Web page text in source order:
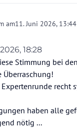
am11. Juni 2026, 13:44
18:28
Stimmung bei
Überraschung!
recht
haben alle
nötig ...